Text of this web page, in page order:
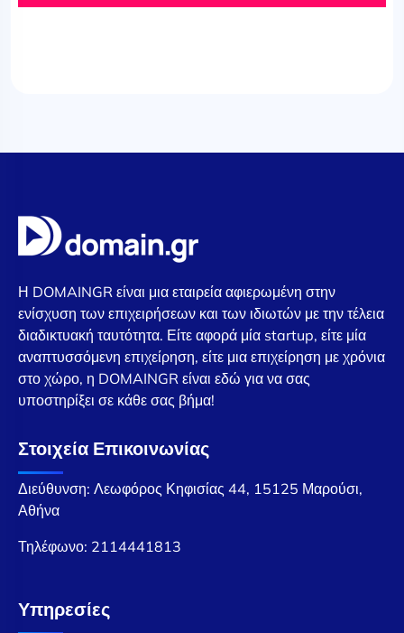
Η DOMAINGR είναι μια εταιρεία αφιερωμένη στην
ενίσχυση των επιχειρήσεων και των ιδιωτών με την τέλεια
διαδικτυακή ταυτότητα. Είτε αφορά μία startup, είτε μία
αναπτυσσόμενη επιχείρηση, είτε μια επιχείρηση με χρόνια
στο χώρο, η DOMAINGR είναι εδώ για να σας
υποστηρίξει σε κάθε σας βήμα!
Στοιχεία Επικοινωνίας
Διεύθυνση: Λεωφόρος Κηφισίας 44, 15125 Μαρούσι,
Αθήνα
Τηλέφωνο: 2114441813
Υπηρεσίες